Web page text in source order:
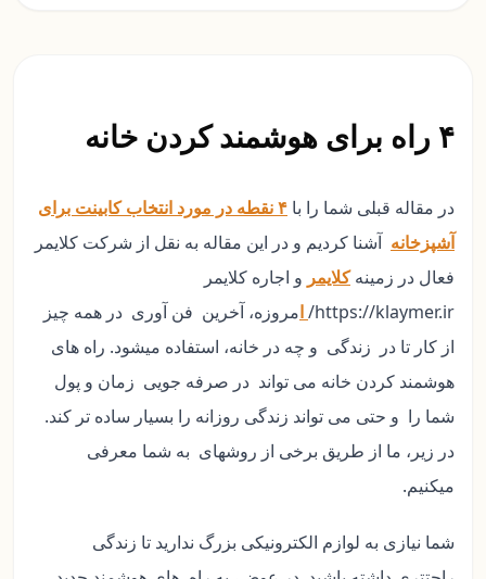
۴ راه برای هوشمند کردن خانه
در مقاله قبلی شما را با
۴ نقطه در مورد انتخاب کابینت برای
آشپزخانه آشنا کردیم و در این مقاله به نقل از شرکت کلایمر
فعال در زمینهکلایمر و اجاره کلایمر
https://klaymer.ir/ امروزه، آخرین فن آوری در همه چیز
از کار تا در زندگی و چه در خانه، استفاده میشود. راه های
هوشمند کردن خانه می تواند در صرفه جویی زمان و پول
شما را و حتی می تواند زندگی روزانه را بسیار ساده تر کند.
در زیر، ما از طریق برخی از روشهای به شما معرفی
میکنیم.
شما نیازی به لوازم الکترونیکی بزرگ ندارید تا زندگی